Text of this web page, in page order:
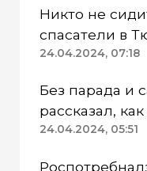
Никто не
спасатели в
работают в
24.04.2024, 07:18
Без парада и
рассказал,
24.04.2024, 05:51